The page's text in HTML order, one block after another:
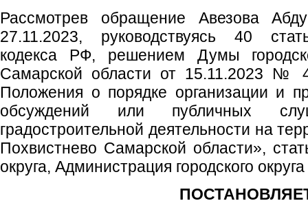
Рассмотрев обращение Авезова
27.11.2023, руководствуясь 40
кодекса РФ, решением Думы
Самарской области от 15.11.2023 №
Положения о порядке организации и
обсуждений или публичных
градостроительной деятельности на
Похвистнево Самарской области»,
округа, Администрация городского